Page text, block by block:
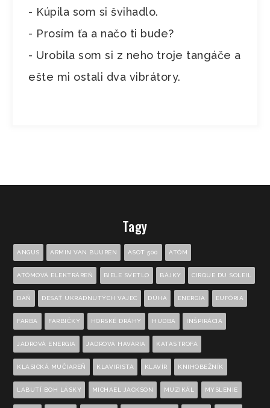
- Kúpila som si švihadlo.
- Prosím ťa a načo ti bude?
- Urobila som si z neho troje tangáče a
ešte mi ostali dva vibrátory.
Tagy
ANGUS ARMIN VAN BUUREN ASOT 500 ATÓM
ATÓMOVÁ ELEKTRÁREŇ BIELE SVETLO BÁJKY CIRQUE DU SOLEIL
DAŇ DESAŤ UKRADNUTÝCH VAJEC DÚHA ENERGIA EUFÓRIA
FARBA FARBIČKY HORSKÉ DRÁHY HUDBA INŠPIRÁCIA
JADROVÁ ENERGIA JADROVÁ HAVÁRIA KATASTROFA
KLASICKÁ MUČIAREŇ KLAVIRISTA KLAVÍR KNIHOBEŽNÍK
LABUTÍ BOH LÁSKY MICHAEL JACKSON MUZIKÁL MYSLENIE